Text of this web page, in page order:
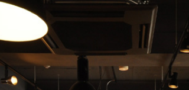
デザイン定額サービス(サブスク)